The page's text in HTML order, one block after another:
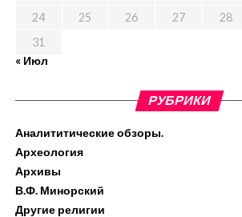
24
25 26 27 28
31
« Июл
РУБРИКИ
Аналититические обзоры.
Археология
Архивы
В.Ф. Минорский
Другие религии